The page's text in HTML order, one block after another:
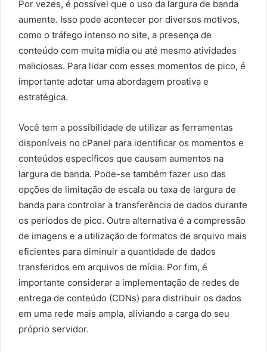
Por vezes, é possível que o uso da largura de banda
aumente. Isso pode acontecer por diversos motivos,
como o tráfego intenso no site, a presença de
conteúdo com muita mídia ou até mesmo atividades
maliciosas. Para lidar com esses momentos de pico, é
importante adotar uma abordagem proativa e
estratégica.
Você tem a possibilidade de utilizar as ferramentas
disponíveis no cPanel para identificar os momentos e
conteúdos específicos que causam aumentos na
largura de banda. Pode-se também fazer uso das
opções de limitação de escala ou taxa de largura de
banda para controlar a transferência de dados durante
os períodos de pico. Outra alternativa é a compressão
de imagens e a utilização de formatos de arquivo mais
eficientes para diminuir a quantidade de dados
transferidos em arquivos de mídia. Por fim, é
importante considerar a implementação de redes de
entrega de conteúdo (CDNs) para distribuir os dados
em uma rede mais ampla, aliviando a carga do seu
próprio servidor.